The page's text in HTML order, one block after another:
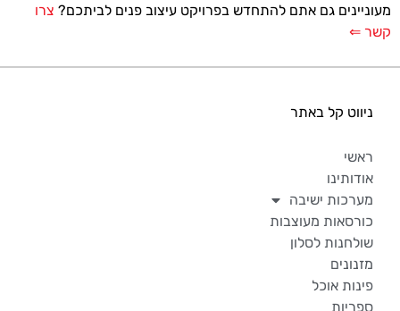
מעוניינים גם אתם להתחדש בפרויקט עיצוב פנים לביתכם? צרו
קשר ⇐
ניווט קל באתר
ראשי
אודותינו
מערכות ישיבה
כורסאות מעוצבות
שולחנות לסלון
מזנונים
פינות אוכל
ספריות